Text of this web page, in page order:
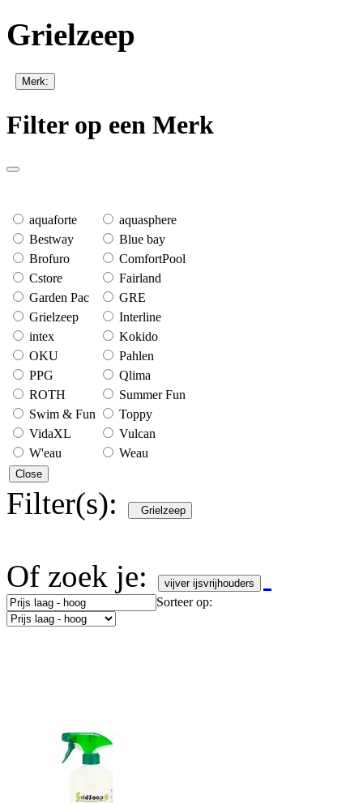
Grielzeep
Merk:
Filter op een Merk
aquaforte
aquasphere
Bestway
Blue bay
Brofuro
ComfortPool
Cstore
Fairland
Garden Pac
GRE
Grielzeep
Interline
intex
Kokido
OKU
Pahlen
PPG
Qlima
ROTH
Summer Fun
Swim & Fun
Toppy
VidaXL
Vulcan
W'eau
Weau
Close
Filter(s): Grielzeep
Of zoek je: vijver ijsvrijhouders
Sorteer op: